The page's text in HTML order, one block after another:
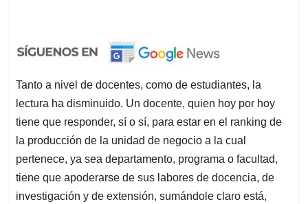
Tanto a nivel de docentes, como de estudiantes, la
lectura ha disminuido. Un docente, quien hoy por hoy
tiene que responder, sí o sí, para estar en el ranking de
la producción de la unidad de negocio a la cual
pertenece, ya sea departamento, programa o facultad,
tiene que apoderarse de sus labores de docencia, de
investigación y de extensión, sumándole claro está,